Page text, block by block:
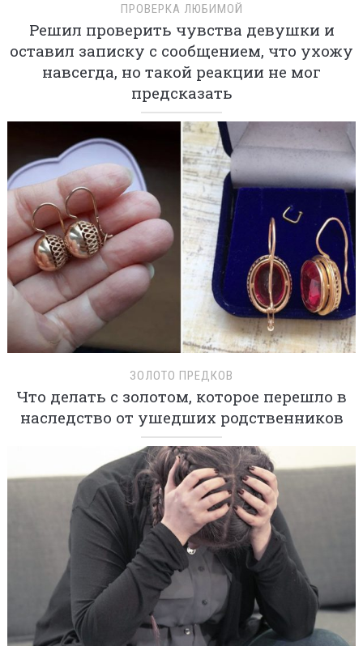
ПРОВЕРКА ЛЮБИМОЙ
Решил проверить чувства девушки и
оставил записку с сообщением, что ухожу
навсегда, но такой реакции не мог
предсказать
ЗОЛОТО ПРЕДКОВ
Что делать с золотом, которое перешло в
наследство от ушедших родственников